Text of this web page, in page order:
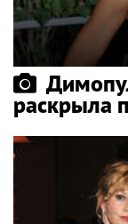
раскрыла